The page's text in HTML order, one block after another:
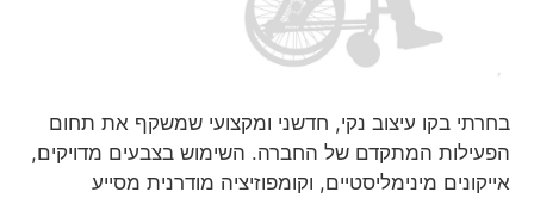
בחרתי בקו עיצוב נקי, חדשני ומקצועי שמשקף את תחום
הפעילות המתקדם של החברה. השימוש בצבעים מדויקים,
אייקונים מינימליסטיים, וקומפוזיציה מודרנית מסייע